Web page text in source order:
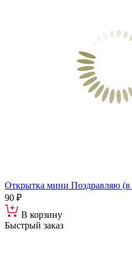
Открытка мини Поздравляю (в
90 ₽
В корзину
Быстрый заказ